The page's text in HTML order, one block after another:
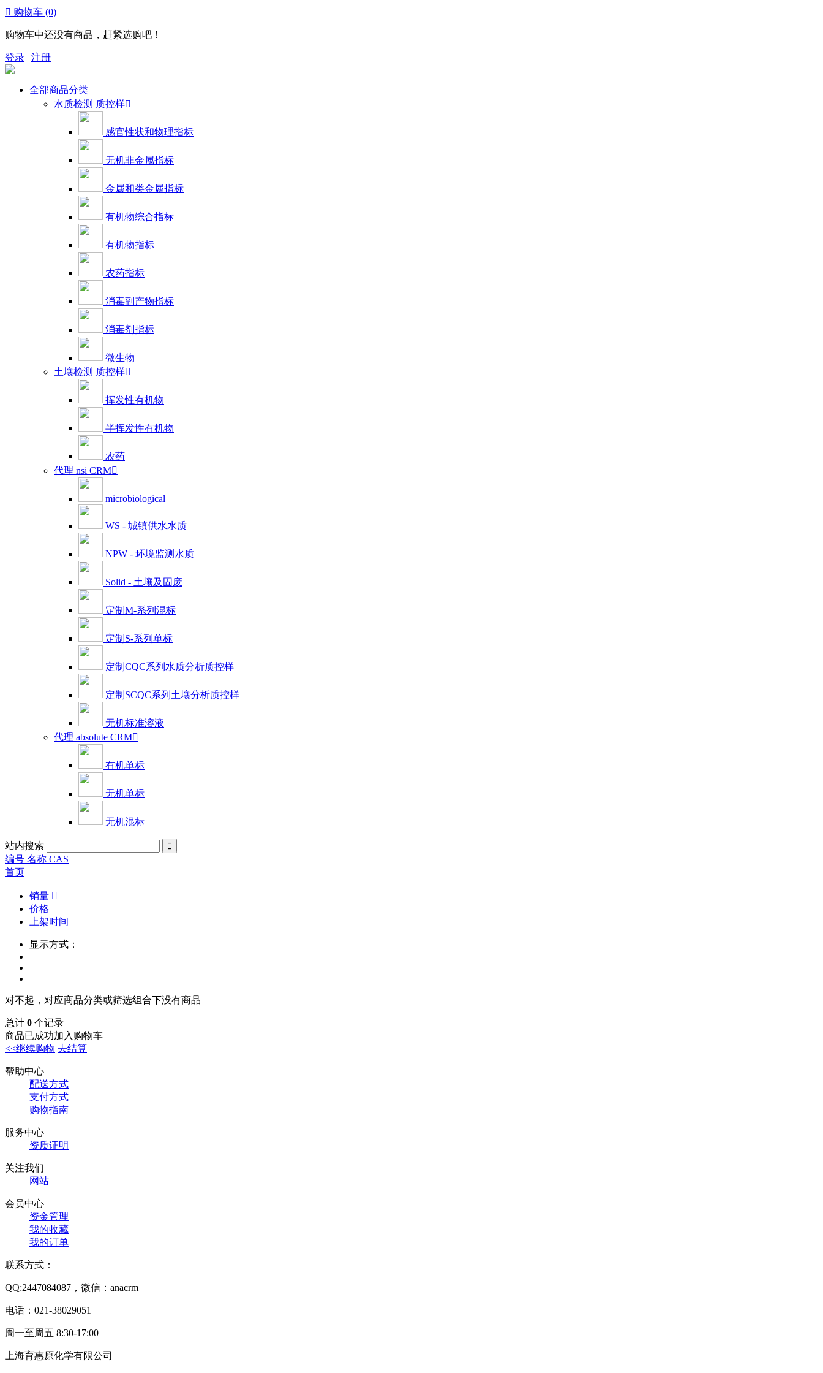
 购物车 (0)
购物车中还没有商品，赶紧选购吧！
登录 | 注册
全部商品分类
水质检测 质控样
感官性状和物理指标
无机非金属指标
金属和类金属指标
有机物综合指标
有机物指标
农药指标
消毒副产物指标
消毒剂指标
微生物
土壤检测 质控样
挥发性有机物
半挥发性有机物
农药
代理 nsi CRM
microbiological
WS - 城镇供水水质
NPW - 环境监测水质
Solid - 土壤及固废
定制M-系列混标
定制S-系列单标
定制CQC系列水质分析质控样
定制SCQC系列土壤分析质控样
无机标准溶液
代理 absolute CRM
有机单标
无机单标
无机混标
站内搜索 
编号 名称 CAS
首页
销量 
价格
上架时间
显示方式：
对不起，对应商品分类或筛选组合下没有商品
总计 0 个记录
商品已成功加入购物车
<<继续购物 去结算
帮助中心
配送方式
支付方式
购物指南
服务中心
资质证明
关注我们
网站
会员中心
资金管理
我的收藏
我的订单
联系方式：
QQ:2447084087，微信：anacrm
电话：021-38029051
周一至周五 8:30-17:00
上海育惠原化学有限公司